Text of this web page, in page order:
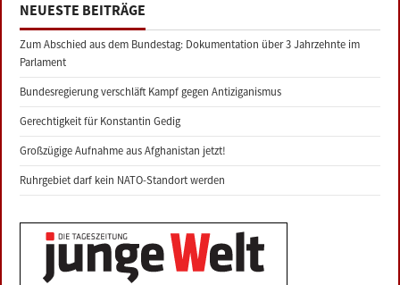
NEUESTE BEITRÄGE
Zum Abschied aus dem Bundestag: Dokumentation über 3 Jahrzehnte im
Parlament
Bundesregierung verschläft Kampf gegen Antiziganismus
Gerechtigkeit für Konstantin Gedig
Großzügige Aufnahme aus Afghanistan jetzt!
Ruhrgebiet darf kein NATO-Standort werden